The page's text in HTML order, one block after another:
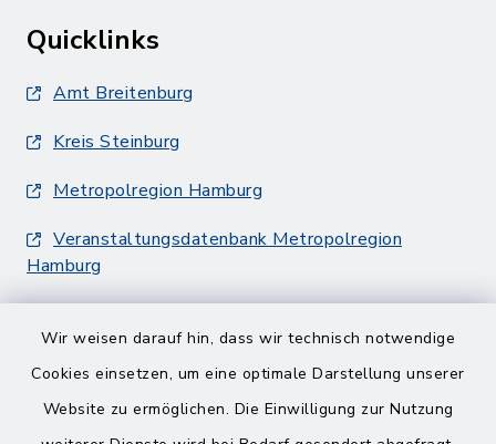
Wir weisen darauf hin, dass wir technisch notwendige
Cookies einsetzen, um eine optimale Darstellung unserer
Website zu ermöglichen. Die Einwilligung zur Nutzung
Quicklinks
Amt Breitenburg
Kreis Steinburg
Metropolregion Hamburg
Veranstaltungsdatenbank Metropolregion
Hamburg